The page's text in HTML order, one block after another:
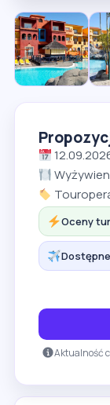
Oceny
Aktualność